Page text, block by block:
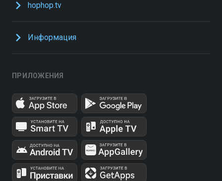
hophop.tv
Информация
ПРИЛОЖЕНИЯ